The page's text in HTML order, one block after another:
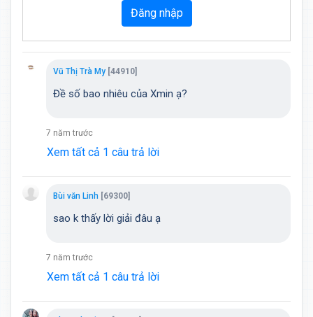
Đăng nhập
Vũ Thị Trà My [44910]
Đề số bao nhiêu của Xmin ạ?
7 năm trước
Xem tất cả 1 câu trả lời
Bùi văn Linh [69300]
sao k thấy lời giải đâu ạ
7 năm trước
Xem tất cả 1 câu trả lời